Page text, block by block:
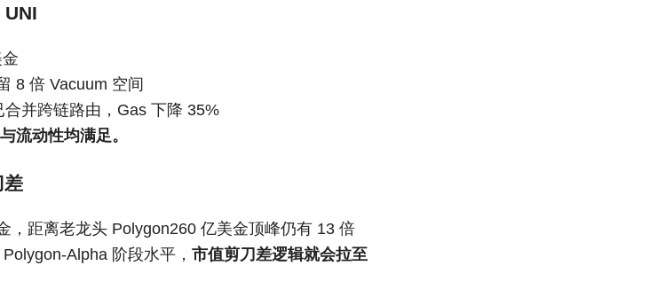
UNI
8 倍 Vacuum 空间
并跨链路由，Gas 下降 35%
流动性均满足。
差
，距离老龙头 Polygon260 亿美金顶峰仍有 13 倍
Alpha 阶段水平， 市值剪刀差逻辑就会拉至